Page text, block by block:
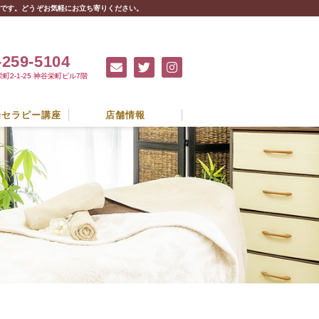
。どうぞお気軽にお立ち寄りください。
5104
町2-1-25 神谷栄町ビル7階
ラピー講座 店舗情報